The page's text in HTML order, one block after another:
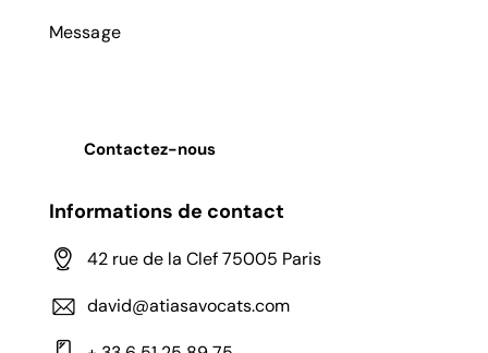
Informations de contact
42 rue de la Clef 75005 Paris
david@atiasavocats.com